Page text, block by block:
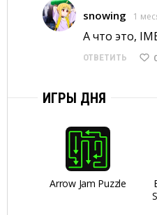
snowing 1
А что это,
ОТВЕТИТЬ
ИГРЫ ДНЯ
Arrow Jam Puzzle